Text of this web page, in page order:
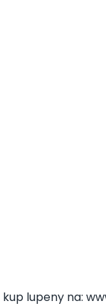
lupeny na: